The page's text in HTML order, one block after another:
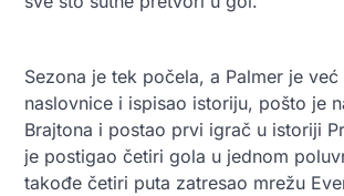
Sezona je tek počela, a Palmer je već
naslovnice i ispisao istoriju, pošto je
Brajtona i postao prvi igrač u istoriji
je postigao četiri gola u jednom
takođe četiri puta zatresao mrežu